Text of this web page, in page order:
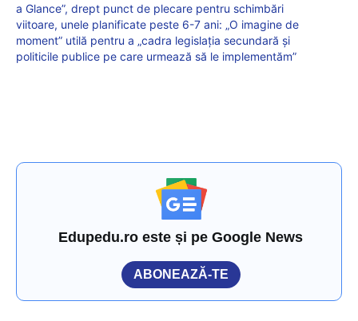
a Glance”, drept punct de plecare pentru schimbări
viitoare, unele planificate peste 6-7 ani: „O imagine de
moment” utilă pentru a „cadra legislația secundară și
politicile publice pe care urmează să le implementăm”
Edupedu.ro este și pe Google News
ABONEAZĂ-TE